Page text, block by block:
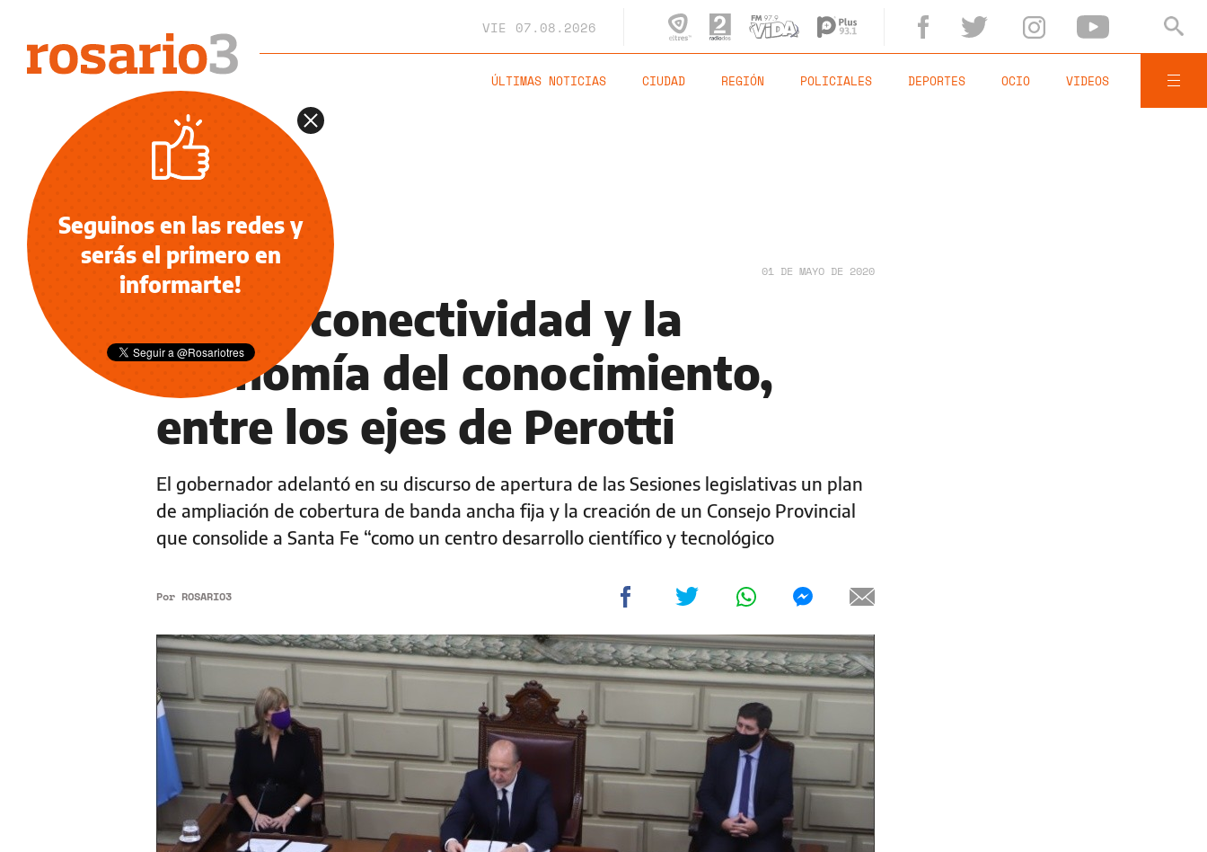
VIE 07.08.2026
ÚLTIMAS NOTICIAS CIUDAD REGIÓN POLICIALES DEPORTES OCIO VIDEOS
INFORMACIÓN GENERAL 01 DE MAYO DE 2020
Mayor conectividad y la
Economía del conocimiento,
entre los ejes de Perotti
El gobernador adelantó en su discurso de apertura de las Sesiones legislativas un plan
de ampliación de cobertura de banda ancha fija y la creación de un Consejo Provincial
que consolide a Santa Fe “como un centro desarrollo científico y tecnológico
Por ROSARIO3
Seguinos en las redes y
serás el primero en
informarte!